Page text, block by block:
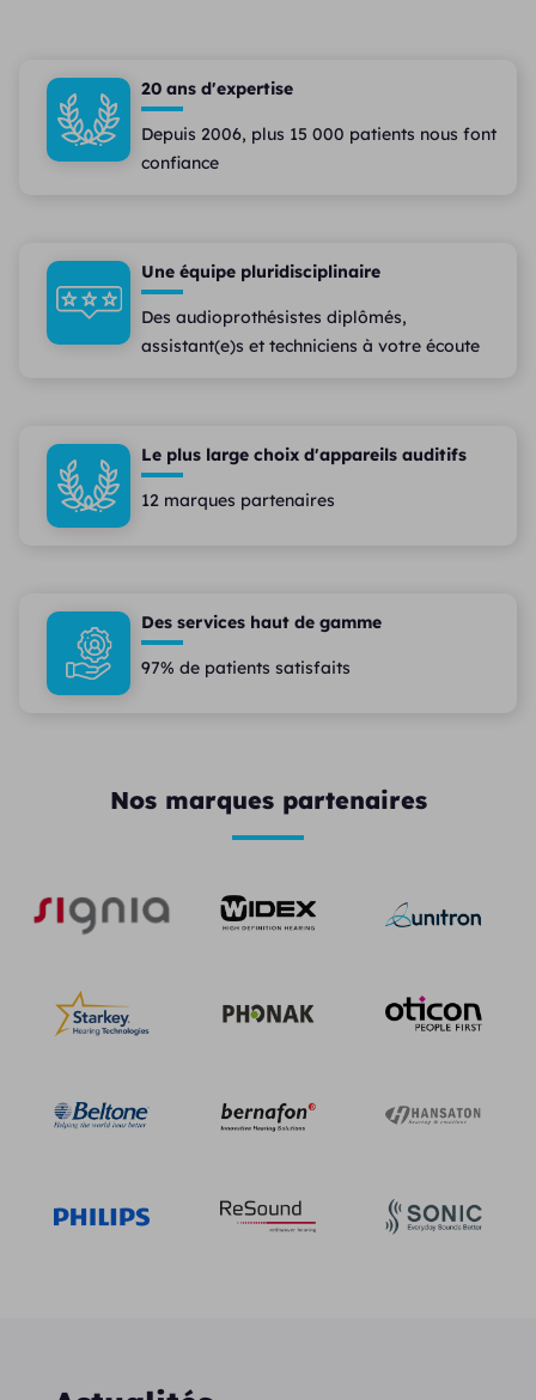
20 ans d'expertise
Depuis 2006, plus 15 000 patients nous font
confiance
Une équipe pluridisciplinaire
Des audioprothésistes diplômés,
assistant(e)s et techniciens à votre écoute
Le plus large choix d'appareils auditifs
12 marques partenaires
Des services haut de gamme
97% de patients satisfaits
Nos marques partenaires